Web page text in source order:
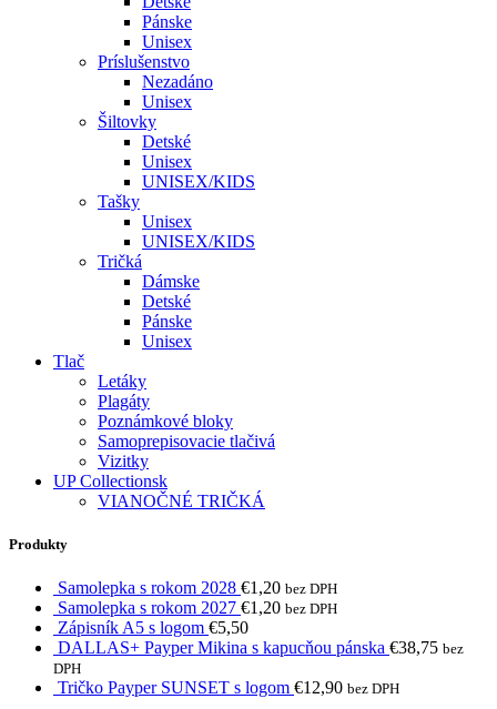
Pánske
Unisex
Príslušenstvo
Nezadáno
Unisex
Šiltovky
Detské
Unisex
UNISEX/KIDS
Tašky
Unisex
UNISEX/KIDS
Tričká
Dámske
Detské
Pánske
Unisex
Tlač
Letáky
Plagáty
Poznámkové bloky
Samoprepisovacie tlačivá
Vizitky
UP Collectionsk
VIANOČNÉ TRIČKÁ
Produkty
Samolepka s rokom 2028 €1,20 bez DPH
Samolepka s rokom 2027 €1,20 bez DPH
Zápisník A5 s logom €5,50
DALLAS+ Payper Mikina s kapucňou pánska €38,75 bez
DPH
Tričko Payper SUNSET s logom €12,90 bez DPH